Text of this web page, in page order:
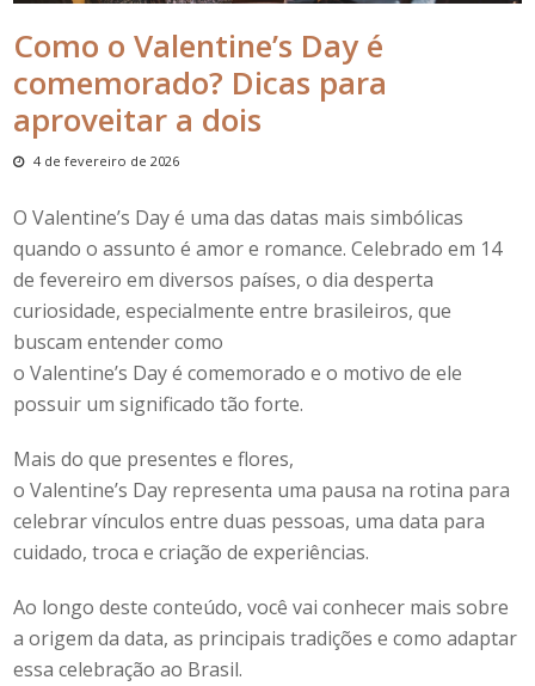
Como o Valentine’s Day é
comemorado? Dicas para
aproveitar a dois
4 de fevereiro de 2026
OValentine’s Dayé uma das datas mais simbólicas
quando o assunto é amor e romance. Celebrado em 14
de fevereiro em diversos países,o dia desperta
curiosidade, especialmente entre brasileiros, que
buscam entendercomo
oValentine’s Dayé comemorado e o motivo de ele
possuir um significado tão forte.
Mais do que presentes e flores,
oValentine’s Day representa uma pausa na rotina para
celebrar vínculos entre duas pessoas, uma data para
cuidado, troca e criação de experiências.
Ao longo deste conteúdo, você vai conhecer mais sobre
a origem da data, as principais tradições e como adaptar
essa celebração ao Brasil.